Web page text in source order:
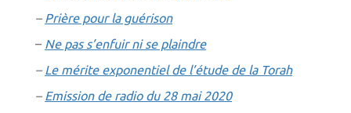
– Prière pour la guérison
– Ne pas s’enfuir ni se plaindre
– Le mérite exponentiel de l’étude de la Torah
– Emission de radio du 28 mai 2020